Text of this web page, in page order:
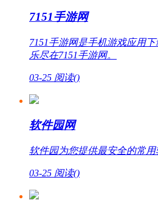
7151手游网
7151手游网是手机游戏应用
乐尽在7151手游网。
03-25 阅读()
软件园网
软件园为您提供最安全的常
03-25 阅读()